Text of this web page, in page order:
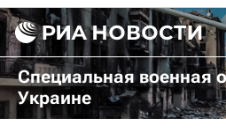
Специальная военная
Украине